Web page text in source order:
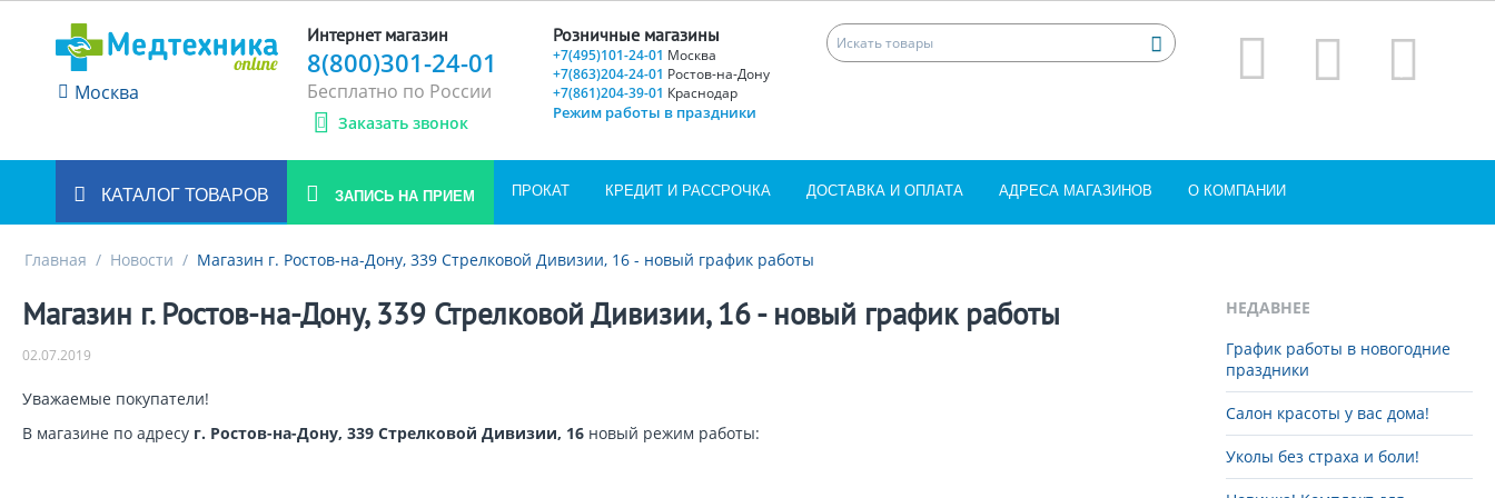
Москва
Интернет магазин
8(800)301-24-01
Бесплатно по России
Заказать звонок
Розничные магазины
+7(495)101-24-01 Москва
+7(863)204-24-01 Ростов-на-Дону
+7(861)204-39-01 Краснодар
Режим работы в праздники
КАТАЛОГ ТОВАРОВ ЗАПИСЬ НА ПРИЕМ ПРОКАТ КРЕДИТ И РАССРОЧКА ДОСТАВКА И ОПЛАТА АДРЕСА МАГАЗИНОВ О КОМПАНИИ
Главная / Новости / Магазин г. Ростов-на-Дону, 339 Стрелковой Дивизии, 16 - новый график работы
Магазин г. Ростов-на-Дону, 339 Стрелковой Дивизии, 16 - новый график работы
02.07.2019
Уважаемые покупатели!
В магазине по адресу г. Ростов-на-Дону, 339 Стрелковой Дивизии, 16 новый режим работы:
НЕДАВНЕЕ
График работы в новогодние
праздники
Салон красоты у вас дома!
Уколы без страха и боли!